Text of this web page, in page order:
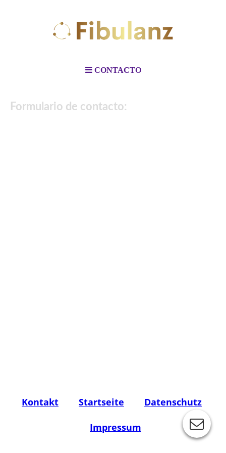
CONTACTO
Formulario de contacto:
Kontakt Startseite Datenschutz
Impressum